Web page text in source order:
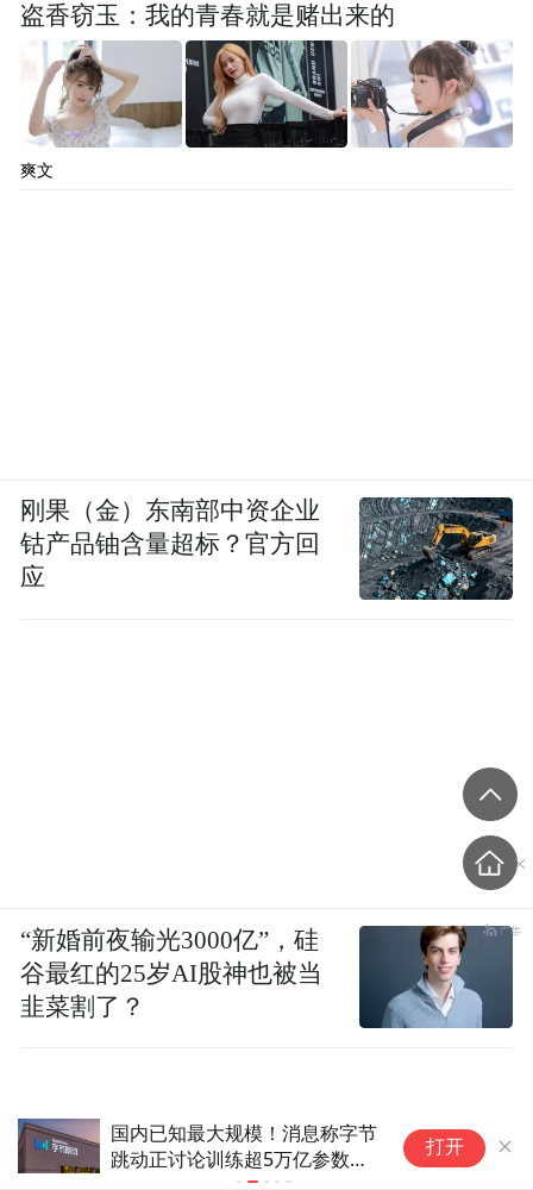
被指招聘时歧视美国公民，
OpenAI支付320万美元和解
打开
盗香窃玉：我的青春就是赌出来的
爽文
刚果（金）东南部中资企业
钴产品铀含量超标？官方回
应
“新婚前夜输光3000亿”，硅
谷最红的25岁AI股神也被当
韭菜割了？